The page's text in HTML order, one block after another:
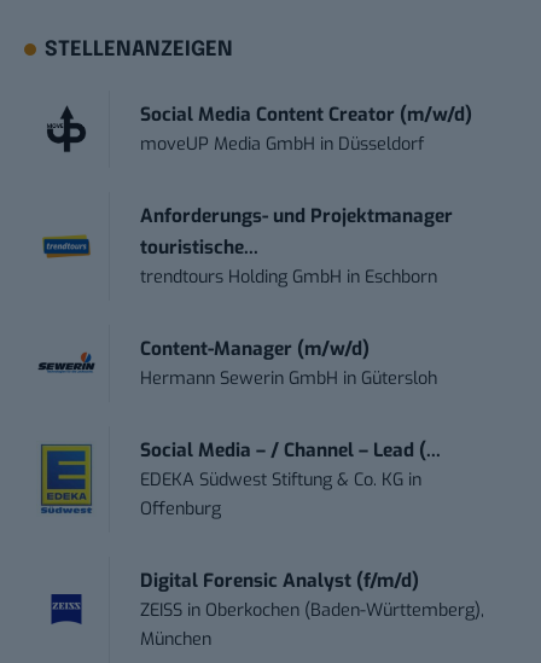
STELLENANZEIGEN
Social Media Content Creator (m/w/d)
moveUP Media GmbH in Düsseldorf
Anforderungs- und Projektmanager
touristische...
trendtours Holding GmbH in Eschborn
Content-Manager (m/w/d)
Hermann Sewerin GmbH in Gütersloh
Social Media – / Channel – Lead (...
EDEKA Südwest Stiftung & Co. KG in
Offenburg
Digital Forensic Analyst (f/m/d)
ZEISS in Oberkochen (Baden-Württemberg),
München